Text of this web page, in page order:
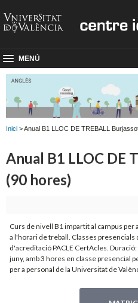
MENÚ
Inici > Anual B1 LLOC DE TREBALL
Anual B1 LLOC DE
(90 hores)
Curs de nivell B1 impartit al campus per
a l'horari de treball. Classes presencials
d'acreditació PACLE CertAcles.
juny, amb 3 hores en classe presencial
per a personal de la Universitat de